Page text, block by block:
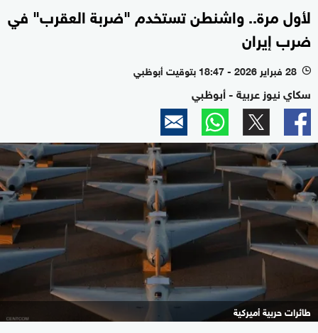
لأول مرة.. واشنطن تستخدم "ضربة العقرب" في
ضرب إيران
l 28 فبراير 2026 - 18:47 بتوقيت أبوظبي
سكاي نيوز عربية - أبوظبي
طائرات حربية أميركية